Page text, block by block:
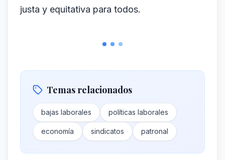
justa y equitativa para todos.
Temas relacionados
bajas laborales políticas laborales
economía sindicatos patronal